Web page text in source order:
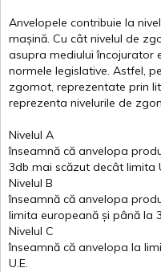
Anvelopele contribuie la
mașină. Cu cât nivelul de
asupra mediului încojurator
normele legislative. Astfel, pe
zgomot, reprezentate prin
reprezenta nivelurile de
Nivelul A
înseamnă că anvelopa
3db mai scăzut decât limita
Nivelul B
înseamnă că anvelopa
limita europeană și până la
Nivelul C
înseamnă că anvelopa la
U.E.